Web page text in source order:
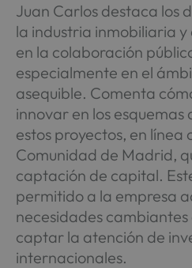
Juan Carlos destaca los
la industria inmobiliaria y
en la colaboración
especialmente en el
asequible. Comenta
innovar en los
estos proyectos, en línea
Comunidad de Madrid,
captación de capital.
permitido a la empresa
necesidades
captar la atención de
internacionales.